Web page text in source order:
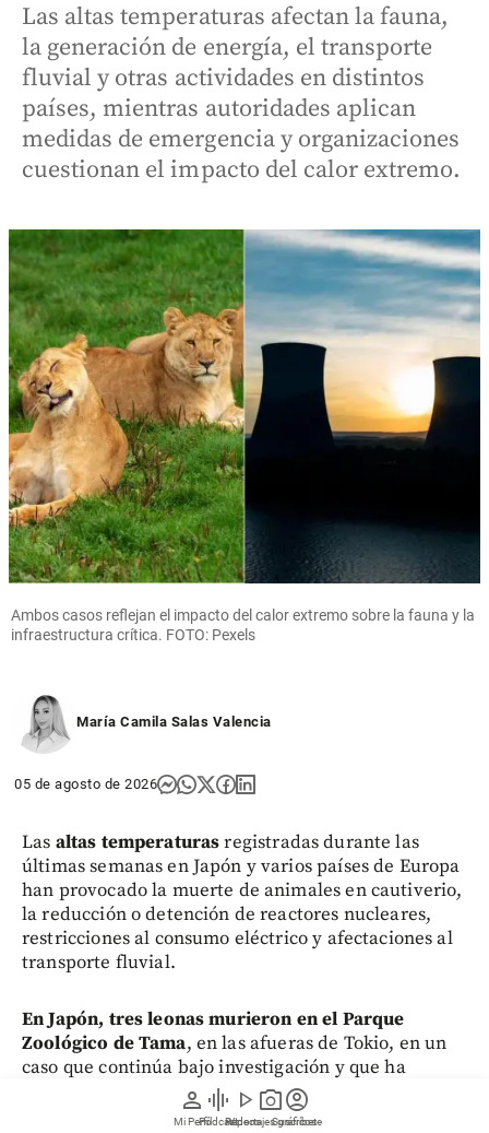
person
Mi Perfil
graphic_eq
Pódcast
play_arrow
Videos
photo_camera
Reportajes gráficos
account_circle
Suscríbete
Las altas temperaturas afectan la fauna,
la generación de energía, el transporte
fluvial y otras actividades en distintos
países, mientras autoridades aplican
medidas de emergencia y organizaciones
cuestionan el impacto del calor extremo.
Ambos casos reflejan el impacto del calor extremo sobre la fauna y la
infraestructura crítica. FOTO: Pexels
María Camila Salas Valencia
05 de agosto de 2026
Las altas temperaturasregistradas durante las
últimas semanas en Japón y varios países de Europa
han provocado la muerte de animales en cautiverio,
la reducción o detención de reactores nucleares,
restricciones al consumo eléctrico y afectaciones al
transporte fluvial.
En Japón, tres leonas murieron en el Parque
Zoológico de Tama, en las afueras de Tokio, en un
caso que continúa bajo investigación y que ha
reabierto el debate sobre las condiciones de los
animales en cautiverio. Al mismo tiempo,